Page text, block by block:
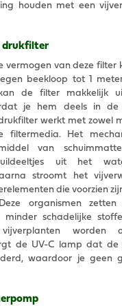
houden met een
drukfilter
vermogen van deze filter
beekloop tot 1
de filter makkelijk
je hem deels in de
werkt met zowel
filtermedia. Het
van
uit het
stroomt het
die voorzien
organismen zetten
schadelijke
worden
de UV-C lamp dat de
waardoor je geen